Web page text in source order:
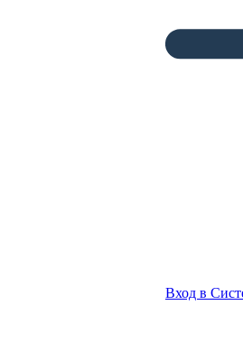
Вход в
Скопируйте эту
СОЗДАТЬ